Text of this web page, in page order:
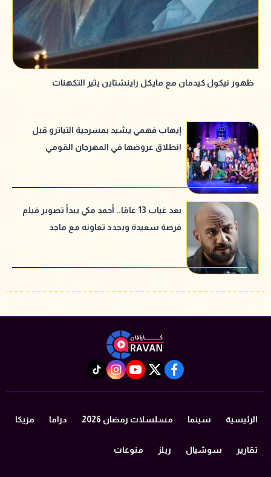
ظهور نيكول كيدمان مع مايكل راينشتاين يثير التكهنات
إيهاب فهمي يشيد بمسرحية التياترو قبل
انطلاق عروضها في المهرجان القومي
بعد غياب 13 عامًا.. أحمد مكي يبدأ تصوير فيلم
فرصة سعيدة ويجدد تعاونه مع ماجد
facebook
twitter
youtube
instagram
tiktok
الرئيسية سينما مسلسلات رمضان 2026 دراما مزيكا
تقارير سوشيال ريلز منوعات